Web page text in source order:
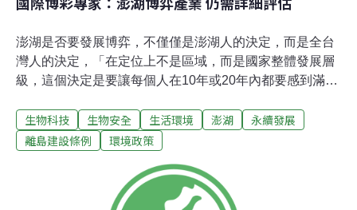
澎湖是否要發展博弈，不僅僅是澎湖人的決定，而是全台
灣人的決定，「在定位上不是區域，而是國家整體發展層
級，這個決定是要讓每個人在10年或20年內都要感到滿意
主任艾丁頓 (William Eadington)，昨(12)日針對澎湖是否
設立觀光賭場的問題，發表上述談話。艾丁頓昨日與「台
澎湖，假澎湖科技大學國際會議中心舉辦「2008澎湖觀光
發展國際研討會」，主題為「澎湖發展觀光博弈產業的展
生物科技 生物安全 生活環境 澎湖
永續發展
離島建設條例
環境政策